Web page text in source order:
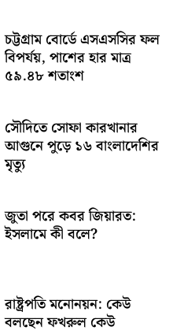
চট্টগ্রাম বোর্ডে এসএসসির ফল
বিপর্যয়, পাশের হার মাত্র
৫৯.৪৮ শতাংশ
সৌদিতে সোফা কারখানার
আগুনে পুড়ে ১৬ বাংলাদেশির
মৃত্যু
জুতা পরে কবর জিয়ারত:
ইসলামে কী বলে?
রাষ্ট্রপতি মনোনয়ন: কেউ
বলছেন ফখরুল কেউ